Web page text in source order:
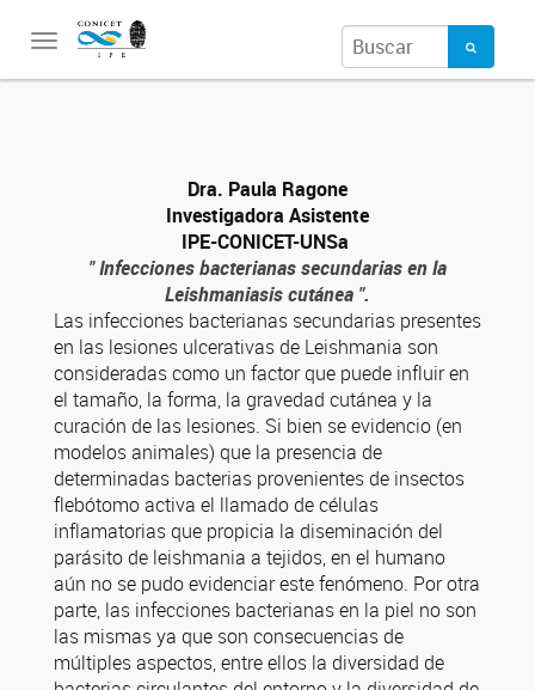
Toggle
Dra. Paula Ragone
Investigadora Asistente
IPE-CONICET-UNSa
" Infecciones bacterianas secundarias en la
Leishmaniasis cutánea ".
Las infecciones bacterianas secundarias presentes
en las lesiones ulcerativas de Leishmania son
consideradas como un factor que puede influir en
el tamaño, la forma, la gravedad cutánea y la
curación de las lesiones. Si bien se evidencio (en
modelos animales) que la presencia de
determinadas bacterias provenientes de insectos
flebótomo activa el llamado de células
inflamatorias que propicia la diseminación del
parásito de leishmania a tejidos, en el humano
aún no se pudo evidenciar este fenómeno. Por otra
parte, las infecciones bacterianas en la piel no son
las mismas ya que son consecuencias de
múltiples aspectos, entre ellos la diversidad de